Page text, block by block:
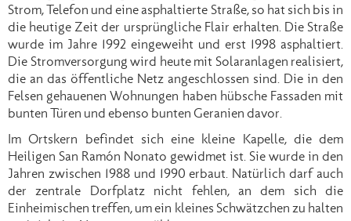
Strom, Telefon und eine asphaltierte Straße, so hat sich bis in
die heutige Zeit der ursprüngliche Flair erhalten. Die Straße
wurde im Jahre 1992 eingeweiht und erst 1998 asphaltiert.
Die Stromversorgung wird heute mit Solaranlagen realisiert,
die an das öffentliche Netz angeschlossen sind. Die in den
Felsen gehauenen Wohnungen haben hübsche Fassaden mit
bunten Türen und ebenso bunten Geranien davor.
Im Ortskern befindet sich eine kleine Kapelle, die dem
Heiligen San Ramón Nonato gewidmet ist. Sie wurde in den
Jahren zwischen 1988 und 1990 erbaut. Natürlich darf auch
der zentrale Dorfplatz nicht fehlen, an dem sich die
Einheimischen treffen, um ein kleines Schwätzchen zu halten